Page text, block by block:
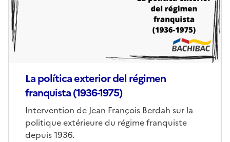
La política exterior del régimen
franquista (1936-1975)
Corps
Intervention de Jean François Berdah sur la
politique extérieure du régime franquiste
depuis 1936.